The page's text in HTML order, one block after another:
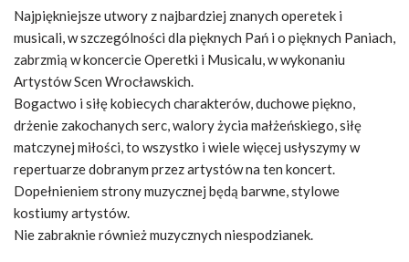
Najpiękniejsze utwory z najbardziej znanych operetek i
musicali, w szczególności dla pięknych Pań i o pięknych Paniach,
zabrzmią w koncercie Operetki i Musicalu, w wykonaniu
Artystów Scen Wrocławskich.
Bogactwo i siłę kobiecych charakterów, duchowe piękno,
drżenie zakochanych serc, walory życia małżeńskiego, siłę
matczynej miłości, to wszystko i wiele więcej usłyszymy w
repertuarze dobranym przez artystów na ten koncert.
Dopełnieniem strony muzycznej będą barwne, stylowe
kostiumy artystów.
Nie zabraknie również muzycznych niespodzianek.